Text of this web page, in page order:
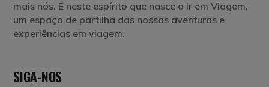
mais nós. É neste espírito que nasce o Ir em Viagem,
um espaço de partilha das nossas aventuras e
experiências em viagem.
SIGA-NOS